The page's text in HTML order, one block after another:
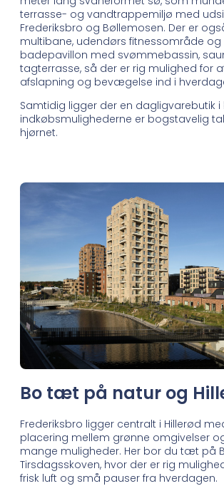
terrasse- og vandtrappemiljø med
Frederiksbro og Bøllemosen. Der er
multibane, udendørs fitnessområde og
badepavillon med svømmebassin,
tagterrasse, så der er rig mulighed for
afslapning og bevægelse ind i
Samtidig ligger der en dagligvarebutik i
indkøbsmulighederne er bogstavelig
hjørnet.
Bo tæt på natur og
Frederiksbro ligger centralt i Hillerød
placering mellem grønne omgivelser
mange muligheder. Her bor du tæt på
Tirsdagsskoven, hvor der er rig
frisk luft og små pauser fra hverdagen.